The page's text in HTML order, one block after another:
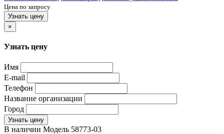
Цена по запросу
Узнать цену
×
Узнать цену
Имя
E-mail
Телефон
Название организации
Город
Узнать цену
В наличии Модель 58773-03